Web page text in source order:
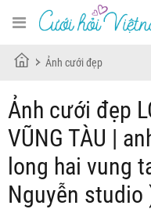
Ảnh cưới đẹp
Ảnh cưới đẹp
VŨNG TÀU |
long hai vung
Nguyễn studio